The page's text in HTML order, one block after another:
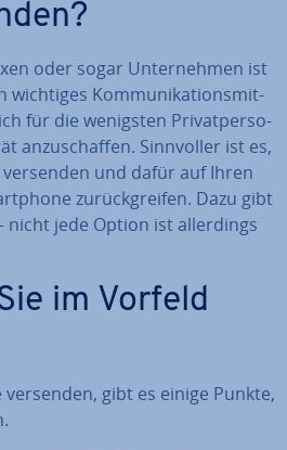
oder sogar Un­ter­neh­men ist
wichtiges Kom­mu­ni­ka­ti­ons­mit­
für die wenigsten Pri­vat­per­so­
an­zu­schaf­fen. Sinn­vol­ler ist es,
versenden und dafür auf Ihren
zu­rück­grei­fen. Dazu gibt
nicht jede Option ist al­ler­dings
im Vorfeld
versenden, gibt es einige Punkte,